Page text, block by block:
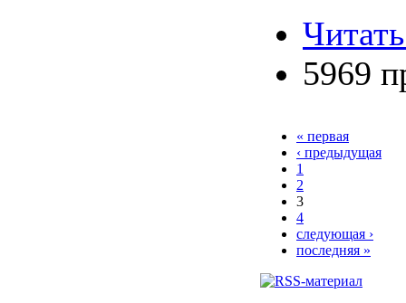
5969
« первая
‹ предыдущая
1
2
3
4
следующая ›
последняя »